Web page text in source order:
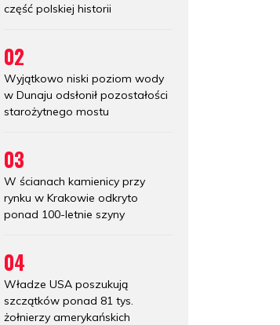
część polskiej historii
02
Wyjątkowo niski poziom wody
w Dunaju odsłonił pozostałości
starożytnego mostu
03
W ścianach kamienicy przy
rynku w Krakowie odkryto
ponad 100-letnie szyny
04
Władze USA poszukują
szczątków ponad 81 tys.
żołnierzy amerykańskich